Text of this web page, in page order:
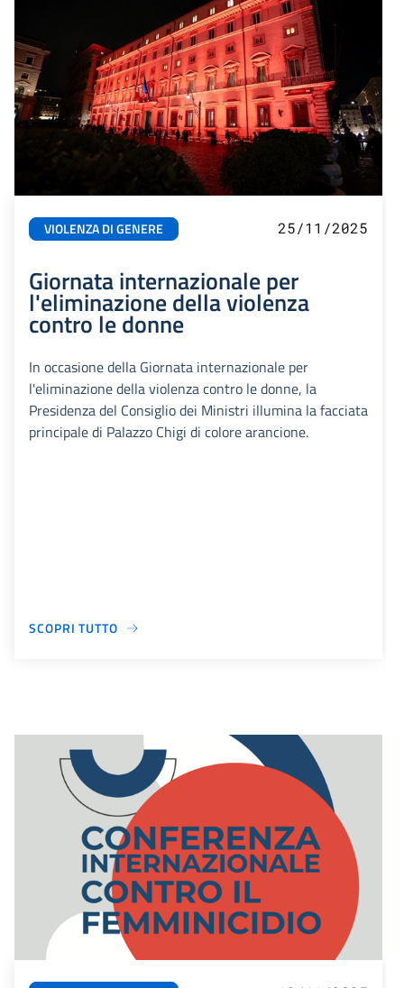
VIOLENZA DI GENERE 25/11/2025
Giornata internazionale per
l'eliminazione della violenza
contro le donne
In occasione della Giornata internazionale per
l'eliminazione della violenza contro le donne, la
Presidenza del Consiglio dei Ministri illumina la facciata
principale di Palazzo Chigi di colore arancione.
SCOPRI TUTTO